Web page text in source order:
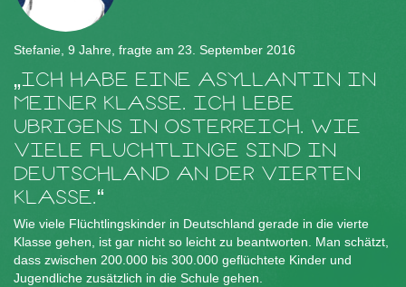
Stefanie, 9 Jahre, fragte am 23. September 2016
ICH HABE EINE ASYLLANTIN IN
MEINER KLASSE. ICH LEBE
UBRIGENS IN OSTERREICH. WIE
VIELE FLUCHTLINGE SIND IN
DEUTSCHLAND AN DER VIERTEN
KLASSE.
Wie viele Flüchtlingskinder in Deutschland gerade in die vierte
Klasse gehen, ist gar nicht so leicht zu beantworten. Man schätzt,
dass zwischen 200.000 bis 300.000 geflüchtete Kinder und
Jugendliche zusätzlich in die Schule gehen.